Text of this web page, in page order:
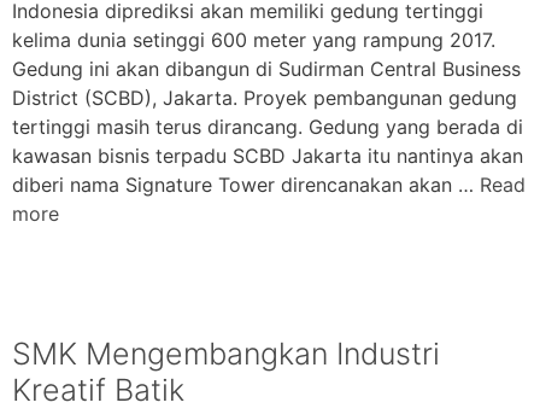
Indonesia diprediksi akan memiliki gedung tertinggi
kelima dunia setinggi 600 meter yang rampung 2017.
Gedung ini akan dibangun di Sudirman Central Business
District (SCBD), Jakarta. Proyek pembangunan gedung
tertinggi masih terus dirancang. Gedung yang berada di
kawasan bisnis terpadu SCBD Jakarta itu nantinya akan
diberi nama Signature Tower direncanakan akan … Read
more
SMK Mengembangkan Industri
Kreatif Batik